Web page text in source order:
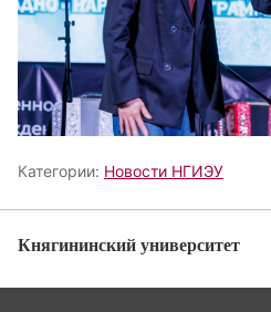
Категории: Новости НГИЭУ
Княгининский университет